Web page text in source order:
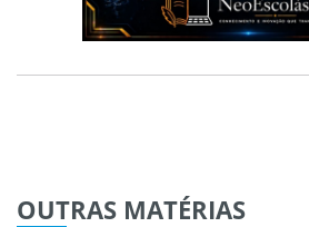
OUTRAS MATÉRIAS